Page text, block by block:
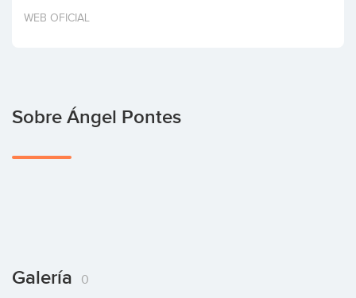
Invertir
WEB OFICIAL
Sobre Ángel Pontes
Galería 0